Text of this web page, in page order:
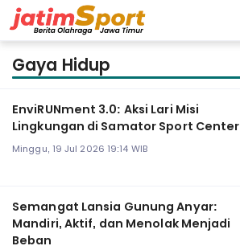
Gaya Hidup
EnviRUNment 3.0: Aksi Lari Misi
Lingkungan di Samator Sport Center
Minggu, 19 Jul 2026 19:14 WIB
Semangat Lansia Gunung Anyar:
Mandiri, Aktif, dan Menolak Menjadi
Beban